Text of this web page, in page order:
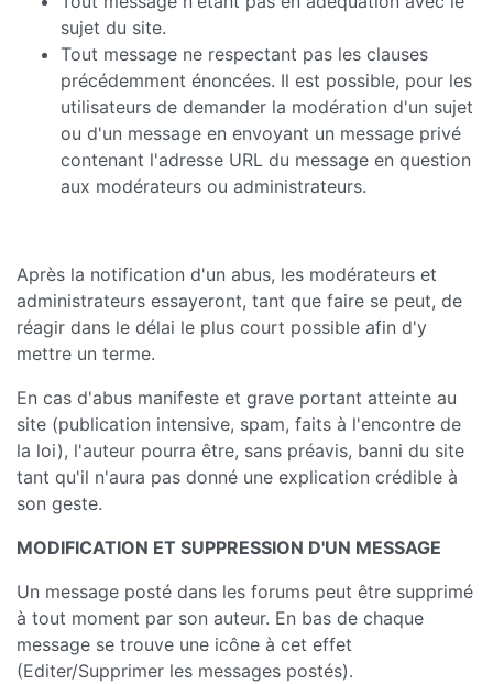
sujet du site.
Tout message ne respectant pas les clauses
précédemment énoncées. Il est possible, pour les
utilisateurs de demander la modération d'un sujet
ou d'un message en envoyant un message privé
contenant l'adresse URL du message en question
aux modérateurs ou administrateurs.
Après la notification d'un abus, les modérateurs et
administrateurs essayeront, tant que faire se peut, de
réagir dans le délai le plus court possible afin d'y
mettre un terme.
En cas d'abus manifeste et grave portant atteinte au
site (publication intensive, spam, faits à l'encontre de
la loi), l'auteur pourra être, sans préavis, banni du site
tant qu'il n'aura pas donné une explication crédible à
son geste.
MODIFICATION ET SUPPRESSION D'UN MESSAGE
Un message posté dans les forums peut être supprimé
à tout moment par son auteur. En bas de chaque
message se trouve une icône à cet effet
(Editer/Supprimer les messages postés).